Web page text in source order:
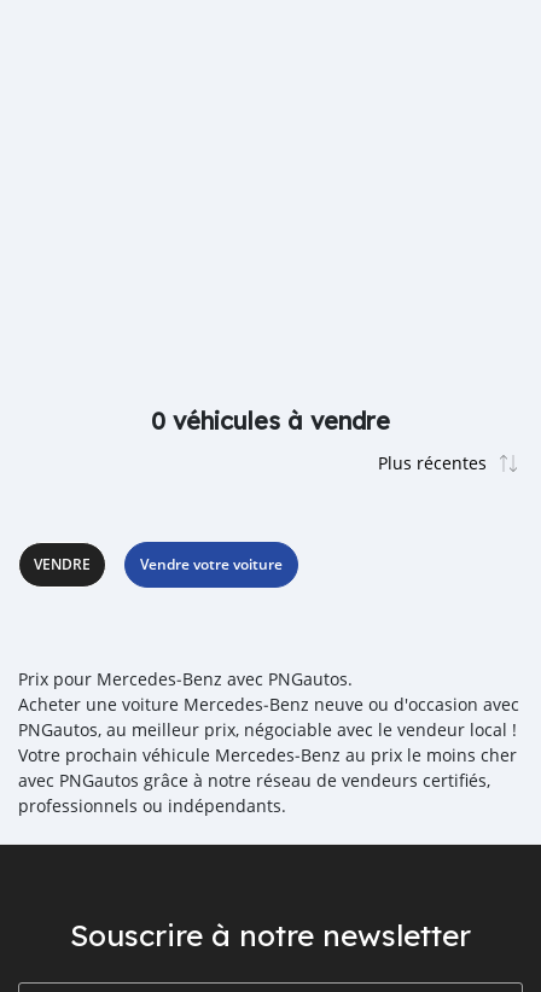
0 véhicules à vendre
VENDRE Vendre votre voiture
Prix pour Mercedes‒Benz avec PNGautos.
Acheter une voiture Mercedes‒Benz neuve ou d'occasion avec
PNGautos, au meilleur prix, négociable avec le vendeur local !
Votre prochain véhicule Mercedes‒Benz au prix le moins cher
avec PNGautos grâce à notre réseau de vendeurs certifiés,
professionnels ou indépendants.
Souscrire à notre newsletter